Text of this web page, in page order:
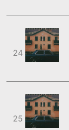
24
25